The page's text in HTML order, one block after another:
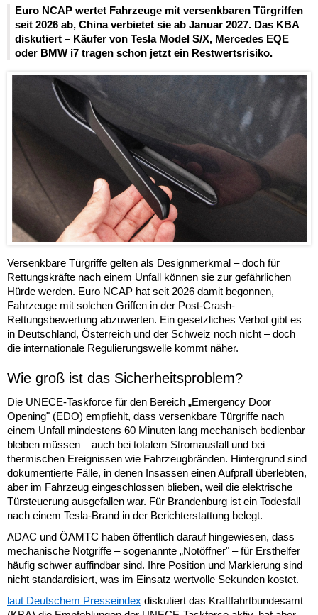
Euro NCAP wertet Fahrzeuge mit versenkbaren Türgriffen
seit 2026 ab, China verbietet sie ab Januar 2027. Das KBA
diskutiert – Käufer von Tesla Model S/X, Mercedes EQE
oder BMW i7 tragen schon jetzt ein Restwertsrisiko.
Versenkbare Türgriffe gelten als Designmerkmal – doch für
Rettungskräfte nach einem Unfall können sie zur gefährlichen
Hürde werden. Euro NCAP hat seit 2026 damit begonnen,
Fahrzeuge mit solchen Griffen in der Post-Crash-
Rettungsbewertung abzuwerten. Ein gesetzliches Verbot gibt es
in Deutschland, Österreich und der Schweiz noch nicht – doch
die internationale Regulierungswelle kommt näher.
Wie groß ist das Sicherheitsproblem?
Die UNECE-Taskforce für den Bereich „Emergency Door
Opening" (EDO) empfiehlt, dass versenkbare Türgriffe nach
einem Unfall mindestens 60 Minuten lang mechanisch bedienbar
bleiben müssen – auch bei totalem Stromausfall und bei
thermischen Ereignissen wie Fahrzeugbränden. Hintergrund sind
dokumentierte Fälle, in denen Insassen einen Aufprall überlebten,
aber im Fahrzeug eingeschlossen blieben, weil die elektrische
Türsteuerung ausgefallen war. Für Brandenburg ist ein Todesfall
nach einem Tesla-Brand in der Berichterstattung belegt.
ADAC und ÖAMTC haben öffentlich darauf hingewiesen, dass
mechanische Notgriffe – sogenannte „Notöffner" – für Ersthelfer
häufig schwer auffindbar sind. Ihre Position und Markierung sind
nicht standardisiert, was im Einsatz wertvolle Sekunden kostet.
laut Deutschem Presseindex diskutiert das Kraftfahrtbundesamt